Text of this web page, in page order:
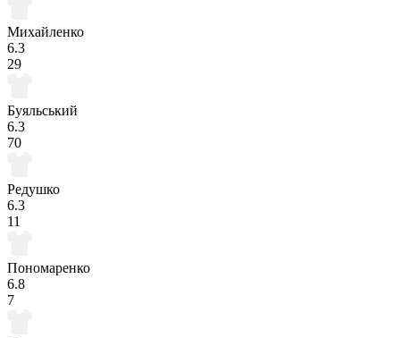
Михайленко
6.3
29
Буяльський
6.3
70
Редушко
6.3
11
Пономаренко
6.8
7